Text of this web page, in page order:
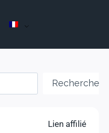
Rechercher
Lien affilié